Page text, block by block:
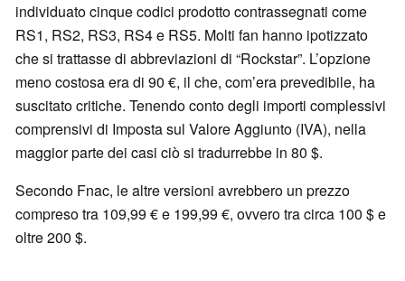
individuato cinque codici prodotto contrassegnati come
RS1, RS2, RS3, RS4 e RS5. Molti fan hanno ipotizzato
che si trattasse di abbreviazioni di “Rockstar”. L’opzione
meno costosa era di 90 €, il che, com’era prevedibile, ha
suscitato critiche. Tenendo conto degli importi complessivi
comprensivi di Imposta sul Valore Aggiunto (IVA), nella
maggior parte dei casi ciò si tradurrebbe in 80 $.
Secondo Fnac, le altre versioni avrebbero un prezzo
compreso tra 109,99 € e 199,99 €, ovvero tra circa 100 $ e
oltre 200 $.